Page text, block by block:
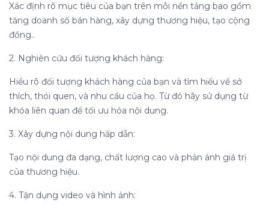
Xác định rõ mục tiêu của bạn trên mỗi nền tảng bao gồm
tăng doanh số bán hàng, xây dựng thương hiệu, tạo cộng
đồng..
2. Nghiên cứu đối tượng khách hàng:
Hiểu rõ đối tượng khách hàng của bạn và tìm hiểu về sở
thích, thói quen, và nhu cầu của họ. Từ đó hãy sử dụng từ
khóa liên quan để tối ưu hóa nội dung.
3. Xây dựng nội dung hấp dẫn:
Tạo nội dung đa dạng, chất lượng cao và phản ánh giá trị
của thương hiệu.
4. Tận dụng video và hình ảnh: